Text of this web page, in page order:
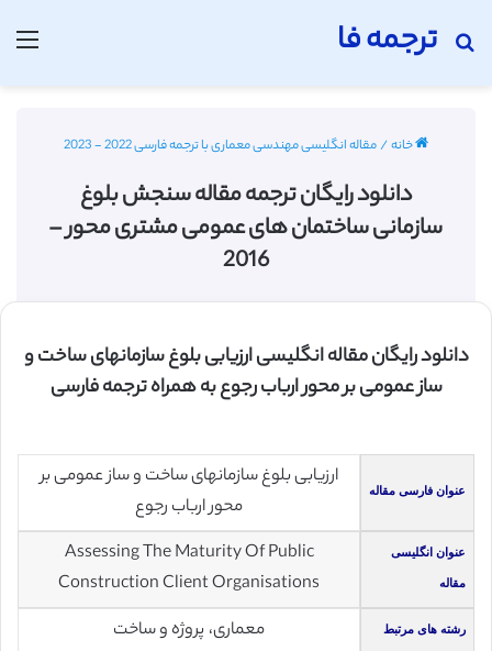
ترجمه فا
جستجو برای
خانه/مقاله انگلیسی مهندسی معماری با ترجمه فارسی 2022 - 2023
دانلود رایگان ترجمه مقاله سنجش بلوغ
سازمانی ساختمان های عمومی مشتری محور –
2016
دانلود رایگان مقاله انگلیسی ارزیابی بلوغ سازمانهای ساخت و
ساز عمومی بر محور ارباب رجوع به همراه ترجمه فارسی
عنوان فارسی مقاله
ارزیابی بلوغ سازمانهای ساخت و ساز عمومی بر
محور ارباب رجوع
عنوان انگلیسی
مقاله
Assessing The Maturity Of Public
Construction Client Organisations
رشته های مرتبط معماری، پروژه و ساخت